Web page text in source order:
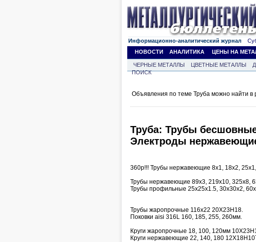
Информационно-аналитический журнал
НОВОСТИ
АНАЛИТИКА ЦЕНЫ НА
ЧЕРНЫЕ МЕТАЛЛЫ ЦВЕТНЫЕ МЕТАЛЛЫ
ПОИСК
Объявления по теме Труба можно найти в
Труба: Трубы
Электроды
360р!!! Трубы нержавеющие 8х1, 18х2,
Трубы нержавеющие 89х3, 219х10, 325х8,
Трубы профильные 25х25х1.5, 30х30х2,
Трубы жаропрочные 116х22 20Х23Н18.
Поковки aisi 316L 160, 185, 255, 260мм.
Круги жаропрочные 18, 100, 120мм
Круги нержавеющие 22, 140, 180